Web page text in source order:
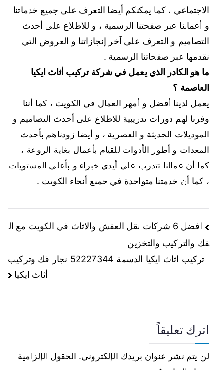
الاجتماعي ، كما يمكنكم أيضا التعرف على جميع خدماتنا
و أعمالنا عبر صفحتنا الرسمية ، و للاطلاع على أحدث
التصاميم و التعرف على آخر إنجازاتنا و العروض التي
نقدمها عبر صفحاتنا الرسمية .
ما هو الكادر الذي يعمل في شركة تركيب أثاث ايكيا
العاصمة ؟
يعمل لدينا أفضل و أمهر العمال في الكويت ، كما أننا
وفرنا لهم دورات تدريبية للاطلاع على أحدث التصاميم و
الموديلات الحديثة و العصرية ، و أيضا زودناهم بأحدث
المعدات و أطور الأدوات للقيام بأعمال بغاية الروعة ،
كما أن عمالنا تتدرب على أيدي خبراء و بأعلى المستويات
، كما أن خدمتنا متواجدة في جميع أنحاء الكويت .
افضل 6 شركات نقل العفش والاثاث في الكويت مع ال
فك والتركيب والتخزين
تركيب اثاث ايكيا الدسمة 52227344 نجار فك وتركيب
أثاث ايكيا
اترك تعليقاً
لن يتم نشر عنوان بريدك الإلكتروني. الحقول الإلزامية